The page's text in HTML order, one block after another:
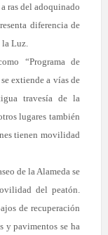
ras del adoquinado
diferencia de
Luz.
“Programa de
extiende a vías de
travesía de la
lugares también
tienen movilidad
de la Alameda se
del peatón.
de recuperación
y pavimentos se ha